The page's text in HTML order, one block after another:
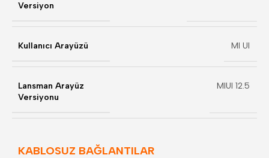
Versiyon
Kullanıcı Arayüzü MI UI
Lansman Arayüz
Versiyonu
MIUI 12.5
KABLOSUZ BAĞLANTILAR